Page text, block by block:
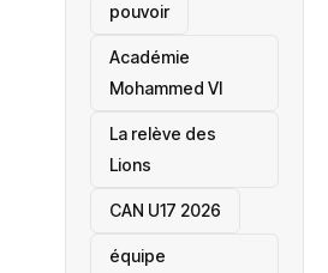
pouvoir
Académie
Mohammed VI
La relève des
Lions
CAN U17 2026
équipe